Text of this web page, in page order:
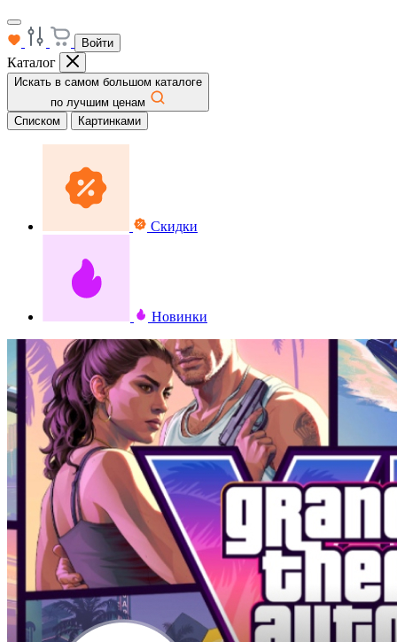
Войти
Каталог
Искать в самом большом каталоге
по лучшим ценам
Списком
Картинками
Скидки
Новинки